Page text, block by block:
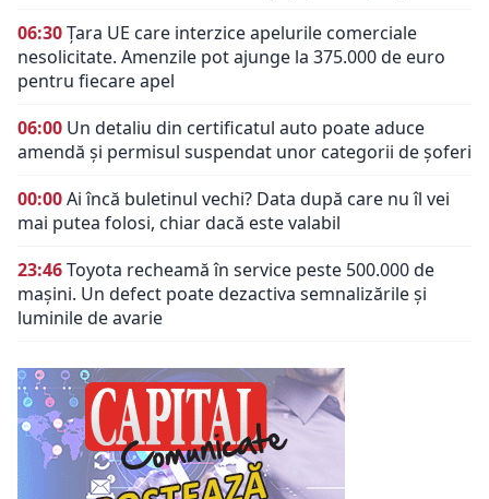
06:30Țara UE care interzice apelurile comerciale
nesolicitate. Amenzile pot ajunge la 375.000 de euro
pentru fiecare apel
06:00 Un detaliu din certificatul auto poate aduce
amendă și permisul suspendat unor categorii de șoferi
00:00Ai încă buletinul vechi? Data după care nu îl vei
mai putea folosi, chiar dacă este valabil
23:46Toyota recheamă în service peste 500.000 de
mașini. Un defect poate dezactiva semnalizările și
luminile de avarie